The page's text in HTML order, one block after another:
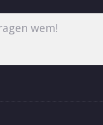
wem!